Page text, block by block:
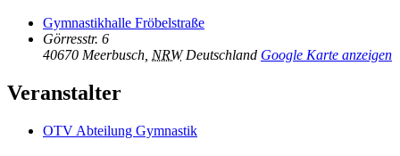
Gymnastikhalle Fröbelstraße
Görresstr. 6
40670 Meerbusch NRW Deutschland Google Karte anzeigen
Veranstalter
OTV Abteilung Gymnastik